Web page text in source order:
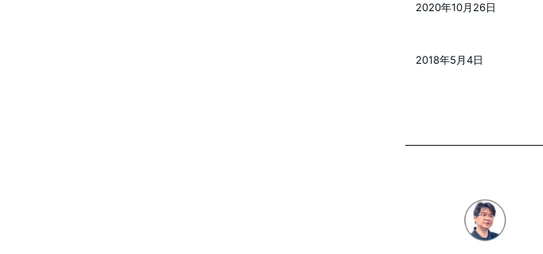
2020年10月26日
投稿日
2018年5月4日